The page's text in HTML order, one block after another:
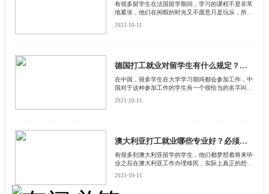
有很多留学生在法国留学期间，学习的课程不是非常
地紧张，他们在闲暇的时光又不愿意只是玩乐，所以
2021-10-11
德国打工就业对留学生有什么规定？工作必须和学习专业相关吗？
在中国，很多学生在大学学习期间都会参加工作，中
国对于这种参加工作的学生有一个很恰当的名字叫做
国留学，也同样会去做学生工，因为做学生工可以赚
2021-10-11
澳大利亚打工就业哪些专业好？必须要有雅思成绩吗？
有很多到澳大利亚留学的学生，他们都梦想着将来毕
业之后在澳大利亚工作办理移民，实际上真正的想要
2021-10-11